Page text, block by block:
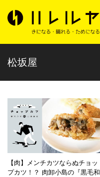
松坂屋
【肉】メンチカツならぬチョッ
プカツ！？ 肉卸小島の『黒毛和